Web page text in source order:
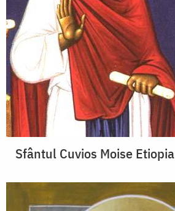
Sfântul Cuvios Moise